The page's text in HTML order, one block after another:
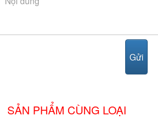
SẢN PHẨM CÙNG LOẠI